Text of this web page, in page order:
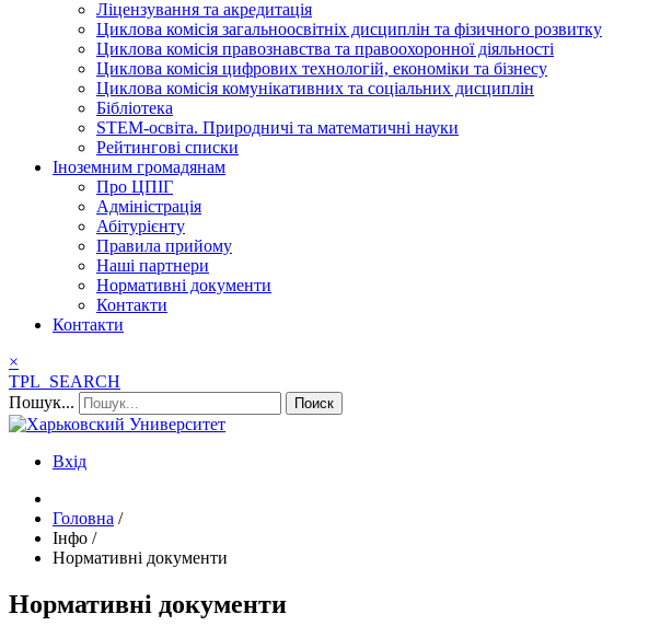
Ліцензування та акредитація
Циклова комісія загальноосвітніх дисциплін та фізичного розвитку
Циклова комісія правознавства та правоохоронної діяльності
Циклова комісія цифрових технологій, економіки та бізнесу
Циклова комісія комунікативних та соціальних дисциплін
Бібліотека
STEM-освіта. Природничі та математичні науки
Рейтингові списки
Іноземним громадянам
Про ЦПІГ
Адміністрація
Абітурієнту
Правила прийому
Наші партнери
Нормативні документи
Контакти
Контакти
×
TPL_SEARCH
Пошук...
Поиск
Вхід
Головна /
Інфо /
Нормативні документи
Нормативні документи